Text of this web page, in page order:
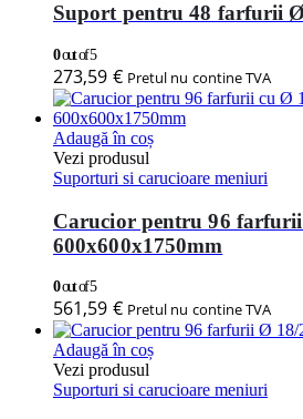
Suport pentru 48 farfurii
0out of 5
273,59 € Pretul nu contine TVA
Adaugă în coș
Vezi produsul
Suporturi si carucioare meniuri
Carucior pentru 96
600x600x1750mm
0out of 5
561,59 € Pretul nu contine TVA
Adaugă în coș
Vezi produsul
Suporturi si carucioare meniuri